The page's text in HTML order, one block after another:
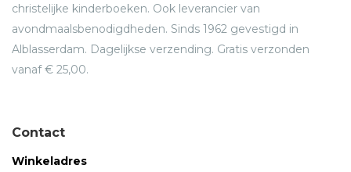
christelijke kinderboeken. Ook leverancier van
avondmaalsbenodigdheden. Sinds 1962 gevestigd in
Alblasserdam. Dagelijkse verzending. Gratis verzonden
vanaf € 25,00.
Contact
Winkeladres